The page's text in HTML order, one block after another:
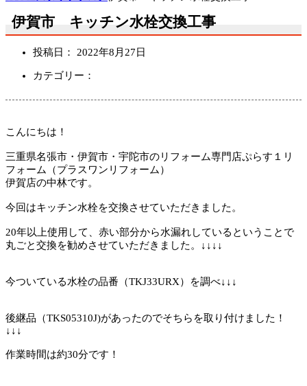
伊賀市 キッチン水栓交換工事
投稿日： 2022年8月27日
カテゴリー：
こんにちは！
三重県名張市・伊賀市・宇陀市のリフォーム専門店ぷらす１リ
フォーム（プラスワンリフォーム）
伊賀店の中林です。
今回はキッチン水栓を交換させていただきました。
20年以上使用して、赤い部分から水漏れしているということで
丸ごと交換を勧めさせていただきました。↓↓↓↓
今ついている水栓の品番（TKJ33URX）を調べ↓↓↓
後継品（TKS05310J)があったのでそちらを取り付けました！
↓↓↓
作業時間は約30分です！